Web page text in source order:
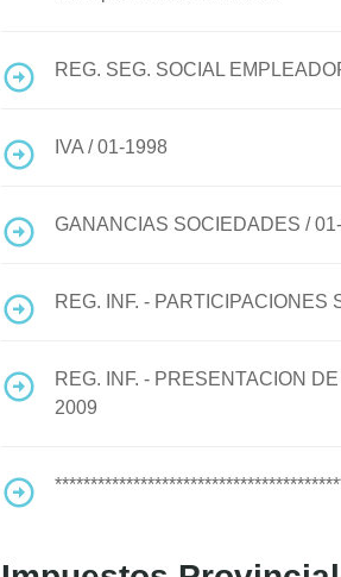
REG. SEG. SOCIAL
IVA /01-1998
GANANCIAS SOCIEDADES /
REG. INF. - PARTICIPACIONES
REG. INF. - PRESENTACION
2009